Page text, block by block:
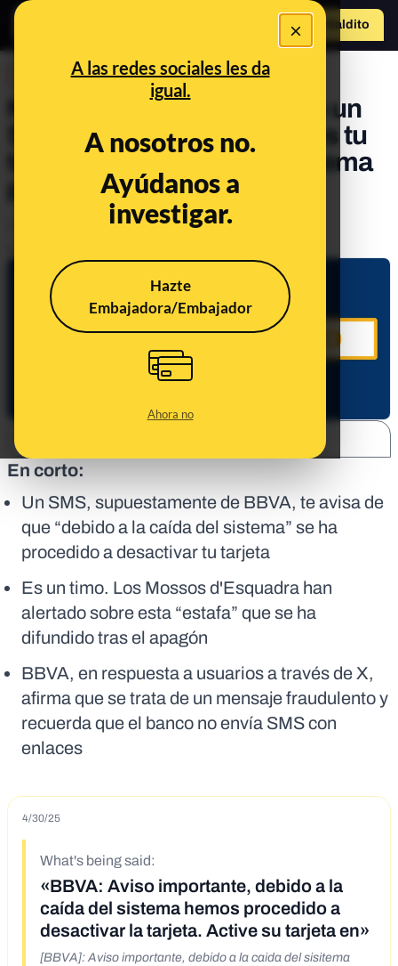
×
A las redes sociales les da
igual.
A nosotros no.
Ayúdanos a
investigar.
Hazte
Embajadora/Embajador
Ahora no
Hazte Maldito
No, BBVA no te ha enviado un
SMS diciendo que reactives tu
tarjeta tras la caída del sistema
por el apagón: es un timo
En corto:
Un SMS, supuestamente de BBVA, te avisa de
que “debido a la caída del sistema” se ha
procedido a desactivar tu tarjeta
Es un timo. Los Mossos d'Esquadra han
alertado sobre esta “estafa” que se ha
difundido tras el apagón
BBVA, en respuesta a usuarios a través de X,
afirma que se trata de un mensaje fraudulento y
recuerda que el banco no envía SMS con
enlaces
4/30/25
What's being said:
«BBVA: Aviso importante, debido a la
caída del sistema hemos procedido a
desactivar la tarjeta. Active su tarjeta en»
[BBVA]: Aviso importante, debido a la caida del sisitema